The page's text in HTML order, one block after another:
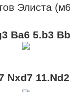
Элиста
Ba6 5.b3
Nxd7